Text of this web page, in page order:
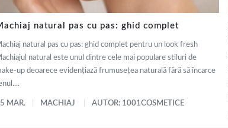
natural pas cu pas: ghid complet
natural pas cu pas: ghid complet pentru un look fresh
natural este unul dintre cele mai populare stiluri de
up deoarece evidențiază frumusețea naturală fără să încarce
MAR. MACHIAJ AUTOR: 1001COSMETICE